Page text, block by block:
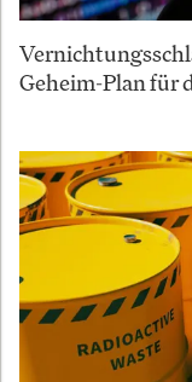
Geheim-Plan für